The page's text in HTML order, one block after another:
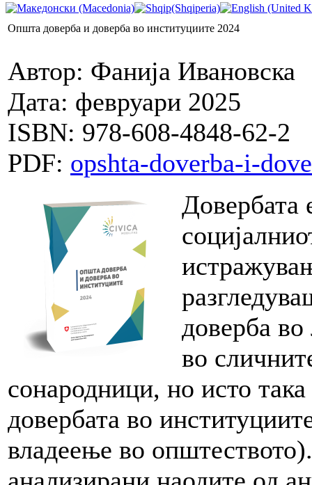
Општа доверба и доверба во институциите 2024
Автор: Фанија Ивановска
Дата: февруари 2025
ISBN: 978-608-4848-62-2
PDF: opshta-doverba-i-
Довербата
доверба
во
сонародници, но исто
довербата во
владеење во